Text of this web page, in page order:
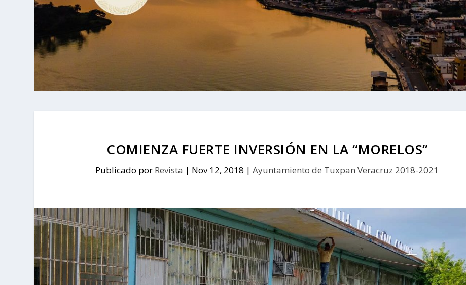
COMIENZA FUERTE INVERSIÓN EN LA “MORELOS”
Publicado por Revista | Nov 12, 2018 |Ayuntamiento de Tuxpan Veracruz 2018-2021